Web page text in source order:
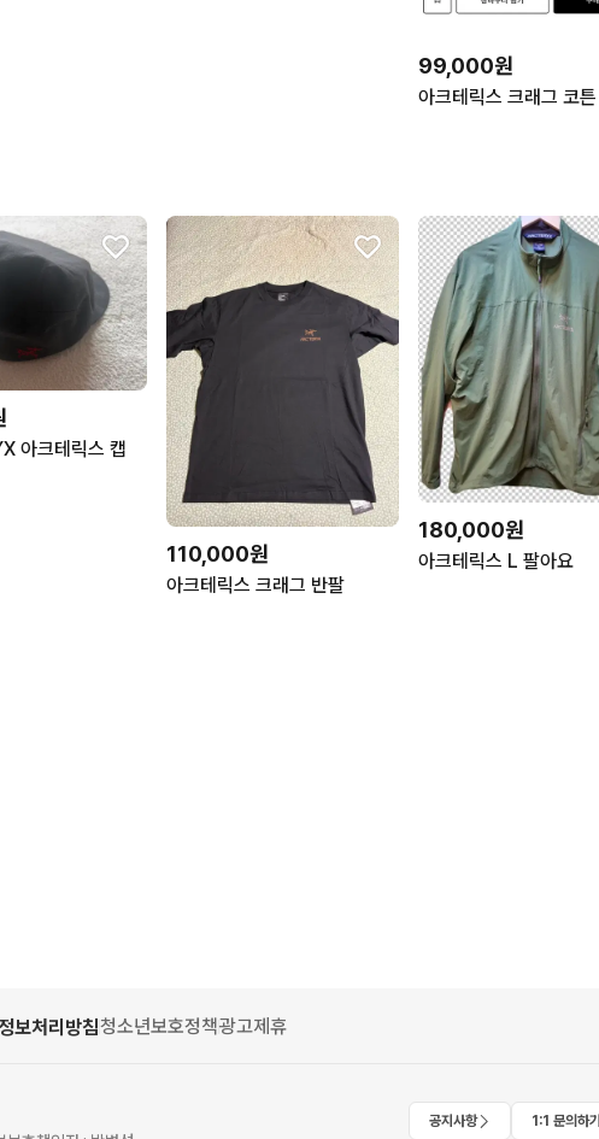
99,000원
아크테릭스 캡
110,000원
아크테릭스 크래그 반팔
180,000원
아크테릭스 L 팔아요
보처리방침청소년보호정책광고제휴
공지사항 1:1 문의하기